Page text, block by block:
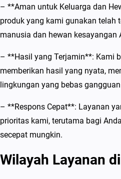
– **Aman untuk Keluarga dan
produk yang kami gunakan telah
manusia dan hewan kesayangan
– **Hasil yang Terjamin**: Kami
memberikan hasil yang nyata,
lingkungan yang bebas
– **Respons Cepat**: Layanan
prioritas kami, terutama bagi
secepat mungkin.
Wilayah Layanan